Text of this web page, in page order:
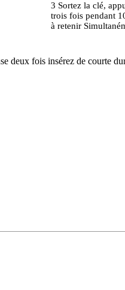
3 Sortez la clé,
trois fois pendant
à retenir
deux fois insérez de courte